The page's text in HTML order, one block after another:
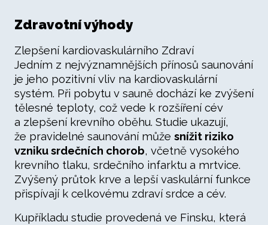
Zdravotní výhody
Zlepšení kardiovaskulárního Zdraví
Jedním z nejvýznamnějších přínosů saunování
je jeho pozitivní vliv na kardiovaskulární
systém. Při pobytu v sauně dochází ke zvýšení
tělesné teploty, což vede k rozšíření cév
a zlepšení krevního oběhu. Studie ukazují,
že pravidelné saunování může snížit riziko
vzniku srdečních chorob, včetně vysokého
krevního tlaku, srdečního infarktu a mrtvice.
Zvýšený průtok krve a lepší vaskulární funkce
přispívají k celkovému zdraví srdce a cév.
Kupříkladu studie provedená ve Finsku, která